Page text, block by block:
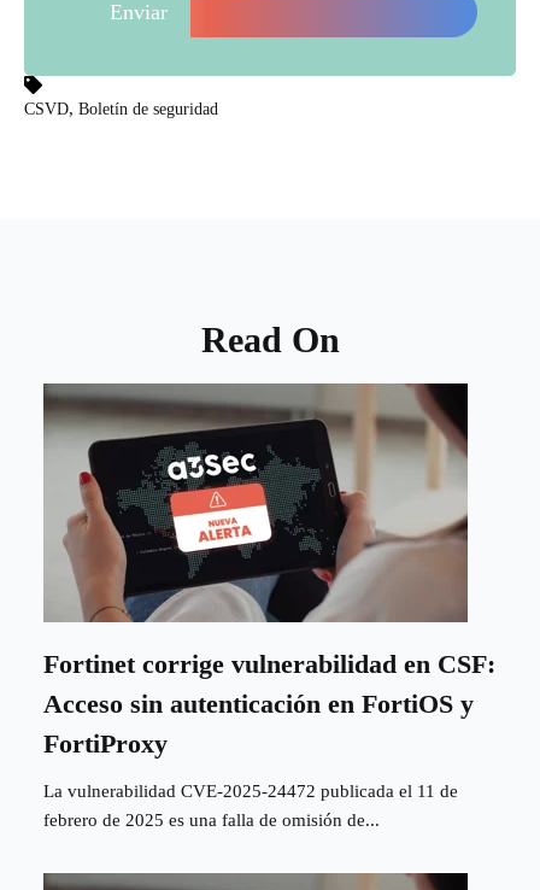
CSVD, Boletín de seguridad
Read On
Fortinet corrige vulnerabilidad en CSF:
Acceso sin autenticación en FortiOS y
FortiProxy
La vulnerabilidad CVE-2025-24472 publicada el 11 de
febrero de 2025 es una falla de omisión de...